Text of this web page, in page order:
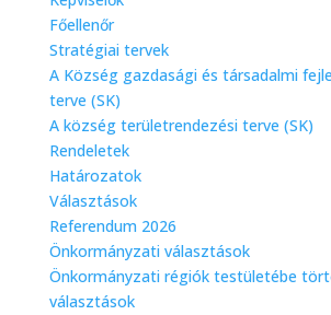
Főellenőr
Stratégiai tervek
A Község gazdasági és társadalmi
terve (SK)
A község területrendezési terve (SK)
Rendeletek
Határozatok
Választások
Referendum 2026
Önkormányzati választások
Önkormányzati régiók testületébe
választások